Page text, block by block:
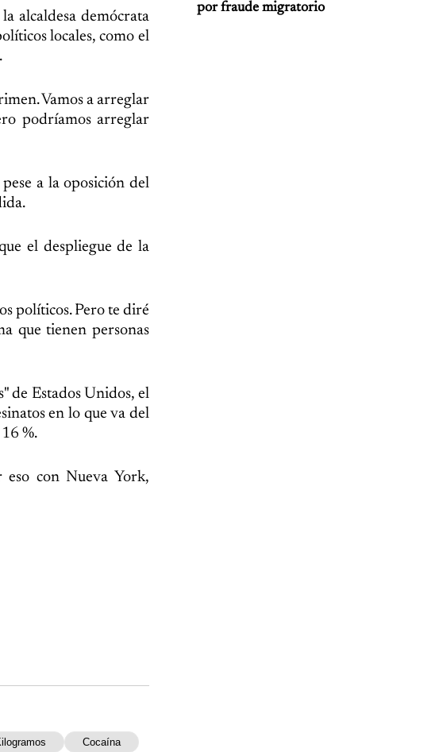
alcaldesa demócrata
locales, como el
Vamos a arreglar
podríamos arreglar
a la oposición del
el despliegue de la
políticos. Pero te diré
que tienen personas
de Estados Unidos, el
en lo que va del
%.
eso con Nueva York,
Cocaína
por fraude migratorio